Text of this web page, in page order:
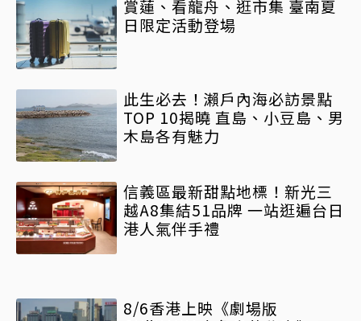
賞蓮、看龍舟、逛市集 臺南夏
日限定活動登場
此生必去！瀨戶內海必訪景點
TOP 10揭曉 直島、小豆島、男
木島各有魅力
信義區最新甜點地標！新光三
越A8集結51品牌 一站逛遍台日
港人氣伴手禮
8/6香港上映《劇場版